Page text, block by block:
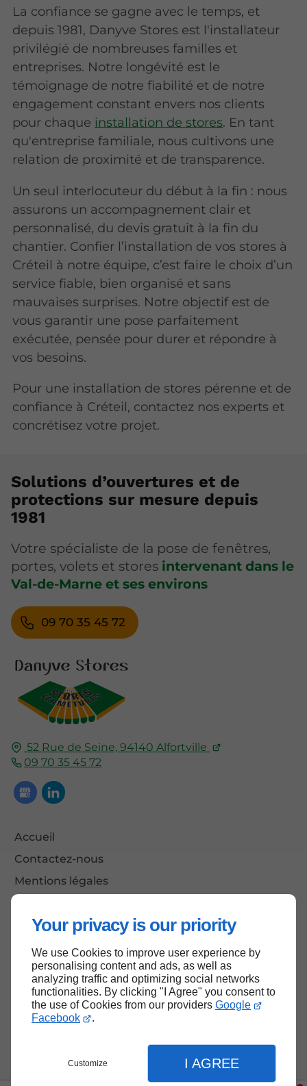
Your privacy is our priority
We use Cookies to improve user experience by
personalising content and ads, as well as
analyzing traffic and optimizing social networks
functionalities. By clicking "I Agree" you consent to
the use of Cookies from our providers Google
Facebook
.
Customize I AGREE
La confiance se gagne avec le temps, et
depuis 1981, Danyve Stores est l'installateur
privilégié de nombreuses familles et
entreprises. Notre longévité est le
témoignage de notre fiabilité et de notre
engagement constant envers nos clients
pour chaque installation de stores. En tant
qu'entreprise familiale, nous cultivons une
relation de proximité et de transparence.
Un seul interlocuteur du début à la fin : nous
assurons un accompagnement clair et
personnalisé, du devis gratuit à la fin du
chantier. Confier l’installation de vos stores à
Créteil à notre équipe, c’est faire le choix d’un
service fiable, bien organisé et sans
mauvaises surprises. Notre objectif est de
vous garantir une pose parfaitement
exécutée, pensée pour durer et répondre à
vos besoins.
Pour une installation de stores pérenne et de
confiance à Créteil, contactez nos experts et
concrétisez votre projet.
52 Rue de Seine,94140 Alfortville
09 70 35 45 72
Accueil
Contactez-nous
Mentions légales
Solutions d’ouvertures et de
protections sur mesure depuis
1981
Votre spécialiste de la pose de fenêtres,
portes, volets et stores intervenant dans le
Val-de-Marne et ses environs
09 70 35 45 72
Haut de page